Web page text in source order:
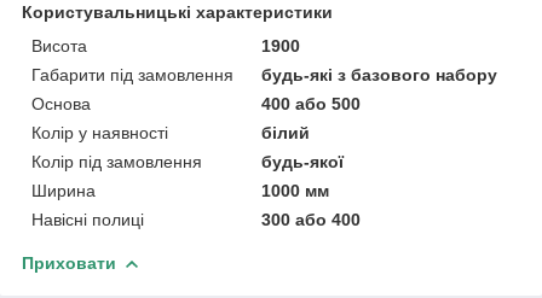
Користувальницькі характеристики
Висота
1900
Габарити під замовлення
будь-які з базового набору
Основа
400 або 500
Колір у наявності
білий
Колір під замовлення
будь-якої
Ширина
1000 мм
Навісні полиці
300 або 400
Приховати